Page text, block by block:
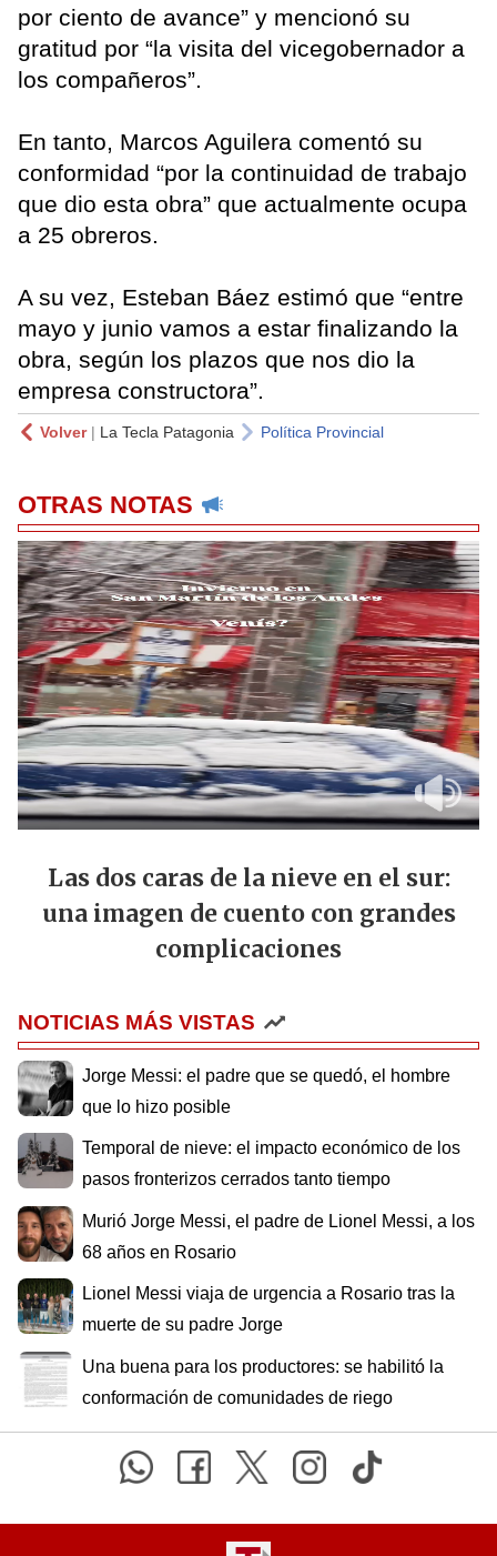
por ciento de avance” y mencionó su
gratitud por “la visita del vicegobernador a
los compañeros”.
En tanto, Marcos Aguilera comentó su
conformidad “por la continuidad de trabajo
que dio esta obra” que actualmente ocupa
a 25 obreros.
A su vez, Esteban Báez estimó que “entre
mayo y junio vamos a estar finalizando la
obra, según los plazos que nos dio la
empresa constructora”.
Volver| La Tecla Patagonia Política Provincial
OTRAS NOTAS
Las dos caras de la nieve en el sur:
una imagen de cuento con grandes
complicaciones
NOTICIAS MÁS VISTAS
Jorge Messi: el padre que se quedó, el hombre
que lo hizo posible
Temporal de nieve: el impacto económico de los
pasos fronterizos cerrados tanto tiempo
Murió Jorge Messi, el padre de Lionel Messi, a los
68 años en Rosario
Lionel Messi viaja de urgencia a Rosario tras la
muerte de su padre Jorge
Una buena para los productores: se habilitó la
conformación de comunidades de riego